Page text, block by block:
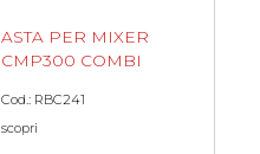
ASTA PER MIXER
CMP300 COMBI
Cod.: RBC241
scopri